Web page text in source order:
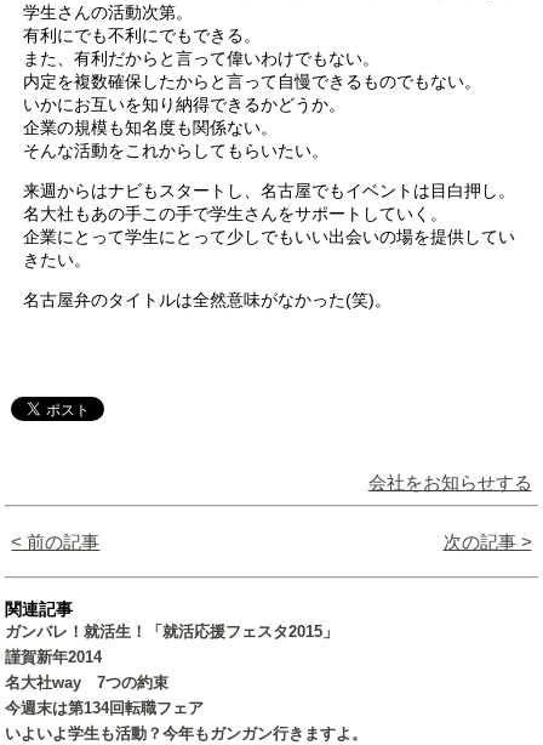
学生さんの活動次第。
有利にでも不利にでもできる。
また、有利だからと言って偉いわけでもない。
内定を複数確保したからと言って自慢できるものでもない。
いかにお互いを知り納得できるかどうか。
企業の規模も知名度も関係ない。
そんな活動をこれからしてもらいたい。
来週からはナビもスタートし、名古屋でもイベントは目白押し。
名大社もあの手この手で学生さんをサポートしていく。
企業にとって学生にとって少しでもいい出会いの場を提供してい
きたい。
名古屋弁のタイトルは全然意味がなかった(笑)。
会社をお知らせする
< 前の記事 次の記事 >
関連記事
ガンバレ！就活生！「就活応援フェスタ2015」
謹賀新年2014
名大社way 7つの約束
今週末は第134回転職フェア
いよいよ学生も活動？今年もガンガン行きますよ。